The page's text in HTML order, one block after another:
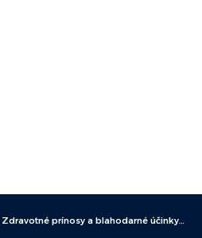
Zdravotné prínosy a blahodarné účinky hnojníka obyčajného: Objavte prírodný liek!